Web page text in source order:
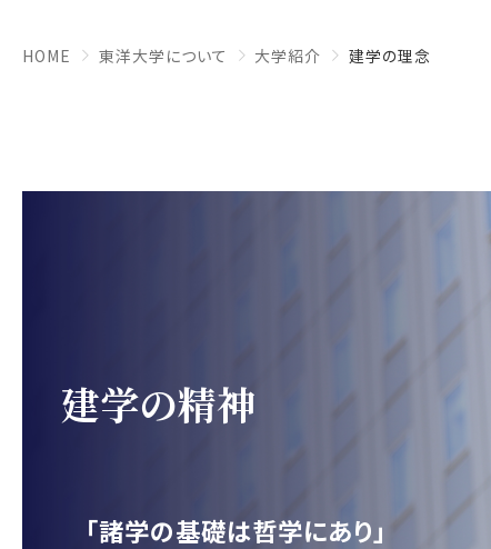
HOME 東洋大学について 大学紹介 建学の理念
建学の精神
「諸学の基礎は哲学にあり」